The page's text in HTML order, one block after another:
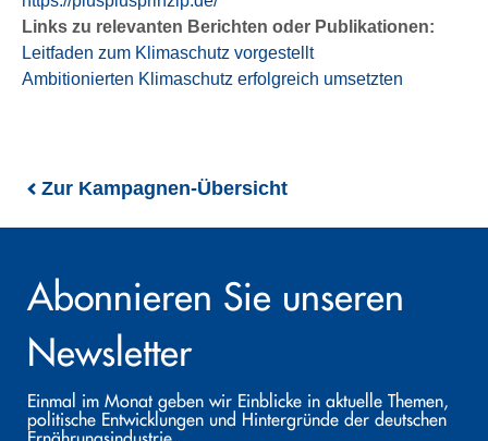
Links zu relevanten Berichten oder Publikationen:
Leitfaden zum Klimaschutz vorgestellt
Ambitionierten Klimaschutz erfolgreich umsetzten
Zur Kampagnen-Übersicht
Abonnieren Sie unseren
Newsletter
Einmal im Monat geben wir Einblicke in aktuelle Themen,
politische Entwicklungen und Hintergründe der deutschen